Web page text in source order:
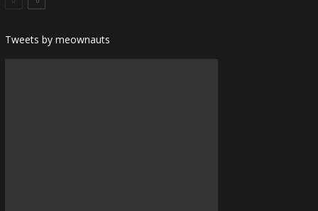
Tweets by meownauts